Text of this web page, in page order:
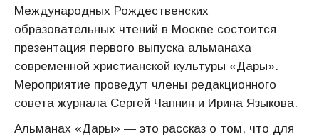
Международных Рождественских
образовательных чтений в Москве состоится
презентация первого выпуска альманаха
современной христианской культуры «Дары».
Мероприятие проведут члены редакционного
совета журнала Сергей Чапнин и Ирина Языкова.
Альманах «Дары» — это рассказ о том, что для